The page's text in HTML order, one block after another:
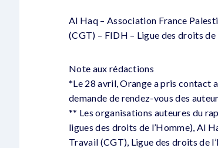
Al Haq – Association France
(CGT) – FIDH – Ligue des droits
Note aux rédactions
*Le 28 avril, Orange a pris contact
demande de rendez-vous des
** Les organisations auteures du
ligues des droits de l’Homme), Al
Travail (CGT), Ligue des droits de